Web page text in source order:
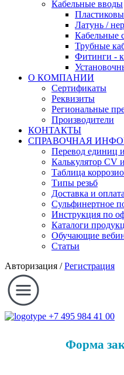
Кабельные вводы
Латунь /
Кабельные
Трубные
Фитинги -
О КОМПАНИИ
Сертификаты
Реквизиты
Региональные
Производители
КОНТАКТЫ
СПРАВОЧНАЯ
Перевод единиц
Калькулятор CV
Таблица
Типы резьб
Доставка и оплата
Сульфинертное
Инструкция по
Каталоги
Обучающие
Статьи
Авторизация /Регистрация
+7 495 984 41 00
Форма